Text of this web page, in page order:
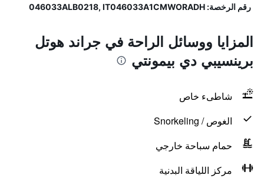
رقم الرخصة: 046033ALB0218, IT046033A1CMWORADH
المزايا ووسائل الراحة في جراند هوتل
برينسيبي دي بيمونتي
شاطىء خاص
الغوص / Snorkeling
حمام سباحة خارجي
مركز اللياقة البدنية